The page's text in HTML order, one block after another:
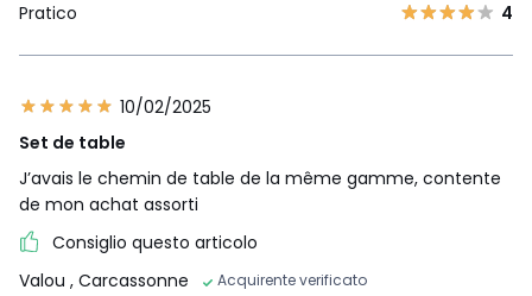
Pratico 4
10/02/2025
Set de table
J’avais le chemin de table de la même gamme, contente
de mon achat assorti
Consiglio questo articolo
Valou , Carcassonne Acquirente verificato